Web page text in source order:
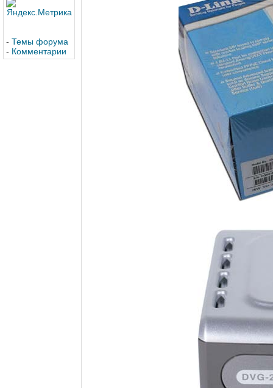
- Темы форума
- Комментарии